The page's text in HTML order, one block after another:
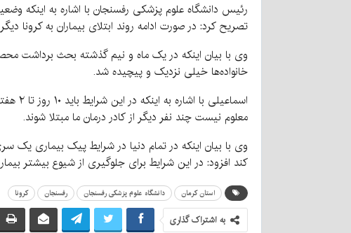
رئیس دانشگاه علوم پزشکی رفسنجان با اشاره به اینکه
تصریح کرد: در صورت ادامه روند ابتلای بیماران به کرونا
وی با بیان اینکه در یک ماه و نیم گذشته بحث برداشت
خانواده‌ها خیلی نزدیک و پیچیده شد.
معلوم نیست چند نفر دیگر از کادر درمان ما مبتلا شوند.
وی با بیان اینکه در تمام دنیا در شرایط پیک بیماری یک
کند افزود: در این شرایط برای جلوگیری از شیوع بیشتر
استان کرمان دانشگاه علوم پزشکی رفسنجان رفسنجان کرونا
به اشتراک گذاری